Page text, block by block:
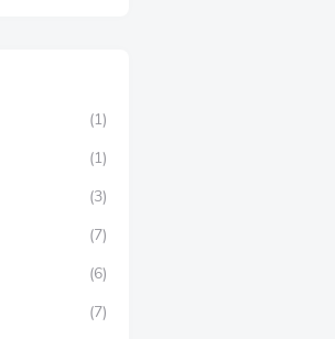
(1)
(1)
(3)
(7)
(6)
(7)